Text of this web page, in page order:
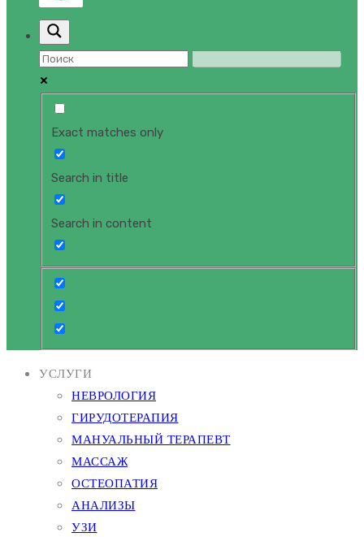
Exact matches only
Search in title
Search in content
УСЛУГИ
НЕВРОЛОГИЯ
ГИРУДОТЕРАПИЯ
МАНУАЛЬНЫЙ ТЕРАПЕВТ
МАССАЖ
ОСТЕОПАТИЯ
АНАЛИЗЫ
УЗИ